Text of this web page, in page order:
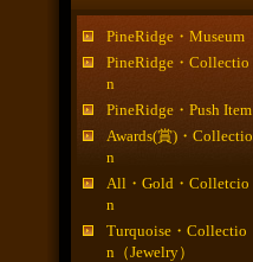
PineRidge・Museum
PineRidge・Collectio
n
PineRidge・Push Item
Awards(賞)・Collectio
n
All・Gold・Colletcio
n
Turquoise・Collectio
n（Jewelry）